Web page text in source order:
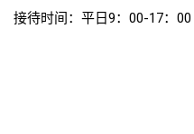
接待时间：平日9：00-17：00